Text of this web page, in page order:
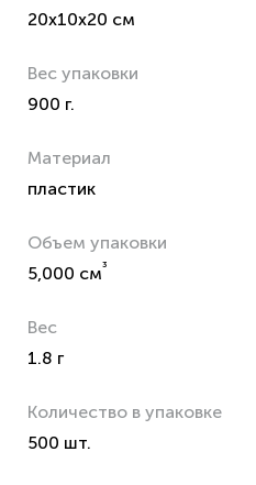
20x10x20 см
Вес упаковки
900 г.
Материал
пластик
Объем упаковки
5,000 см³
Вес
1.8 г
Количество в упаковке
500 шт.